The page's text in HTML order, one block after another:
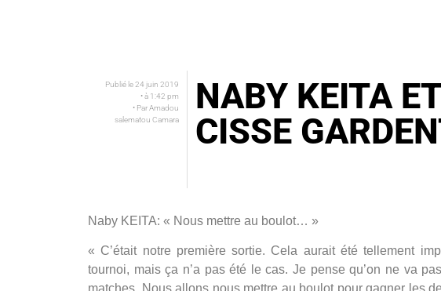
Publié le24 juin 2019
• à 1:42 pm
• ParAmadou
salematou Camara
NABY KEITA
CISSE
Naby KEITA: « Nous mettre au boulot… »
« C’était notre première sortie. Cela aurait été tellement
tournoi, mais ça n’a pas été le cas. Je pense qu’on ne va